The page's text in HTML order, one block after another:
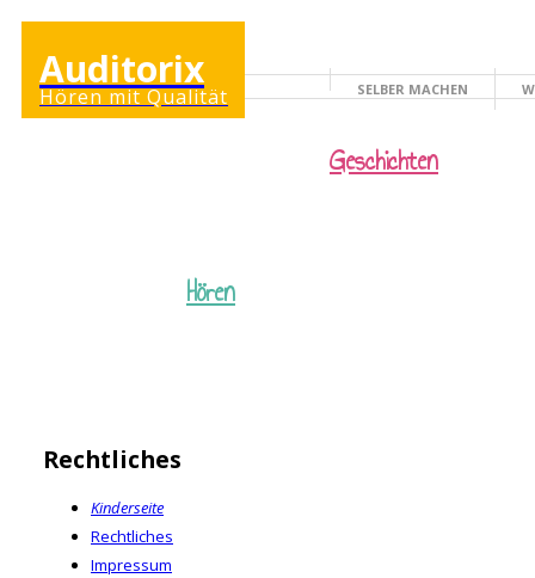
Auditorix
Hören mit Qualität KINDERSEITE
SELBER MACHEN
Hören
Geschichten
Rechtliches
Kinderseite
Rechtliches
Impressum